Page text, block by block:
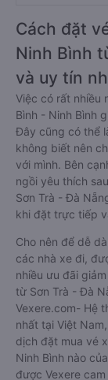
Cách đặt
Ninh Bình
và uy tín
Việc có rất nhiều
Bình - Ninh Bình
Đây cũng có thể
không biết nên
với mình. Bên
ngồi yêu thích
Sơn Trà - Đà
khi đặt trực tiếp
Cho nên để dễ
các nhà xe đi,
nhiều ưu đãi
từ Sơn Trà - Đà
Vexere.com- Hệ
nhất tại Việt
dịch đặt mua vé
Ninh Bình nào
được Vexere